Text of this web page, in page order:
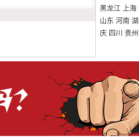
黑龙江
上海
山东 河南
庆 四川 贵州